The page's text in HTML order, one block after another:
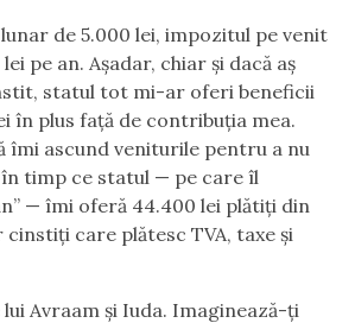
de 5.000 lei, impozitul pe venit
pe an. Așadar, chiar și dacă aș
statul tot mi-ar oferi beneficii
în plus față de contribuția mea.
îmi ascund veniturile pentru a nu
în timp ce statul — pe care îl
— îmi oferă 44.400 lei plătiți din
care plătesc TVA, taxe și
Avraam și Iuda. Imaginează-ți